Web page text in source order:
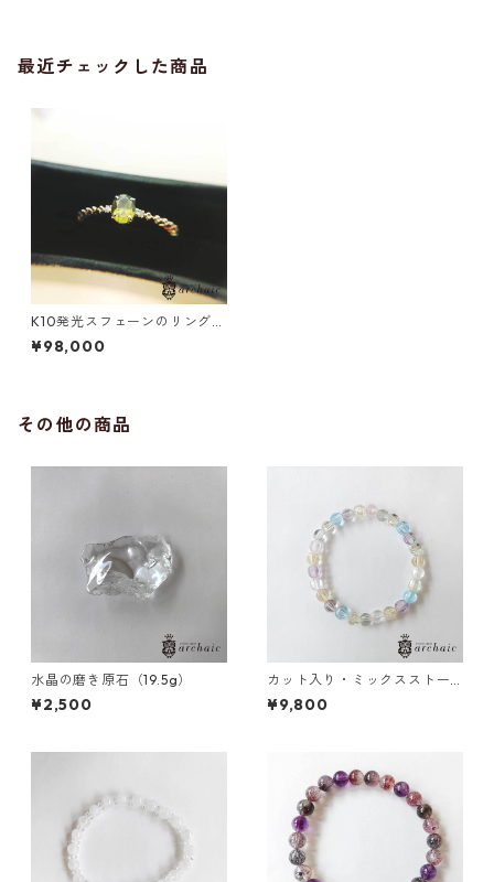
最近チェックした商品
K10発光スフェーンのリング
（11号）
¥98,000
その他の商品
水晶の磨き原石（19.5g）
¥2,500
カット入り・ミックスストー
ンのブレスレット(6mm)
¥9,800